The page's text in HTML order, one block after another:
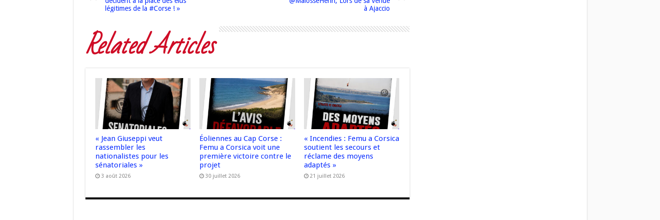
légitimes de la #Corse ! »
à Ajaccio
Related Articles
« Jean Giuseppi veut
rassembler les
nationalistes pour les
sénatoriales »
3 août 2026
Éoliennes au Cap Corse :
Femu a Corsica voit une
première victoire contre le
projet
30 juillet 2026
« Incendies : Femu a Corsica
soutient les secours et
réclame des moyens
adaptés »
21 juillet 2026